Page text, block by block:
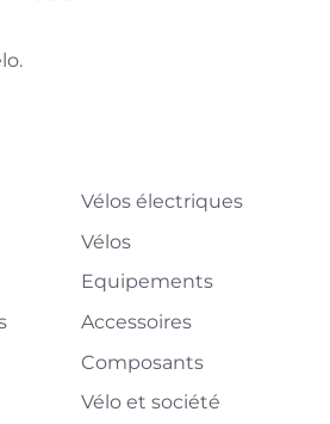
Vélos électriques
Vélos
Equipements
Accessoires
Composants
Vélo et société